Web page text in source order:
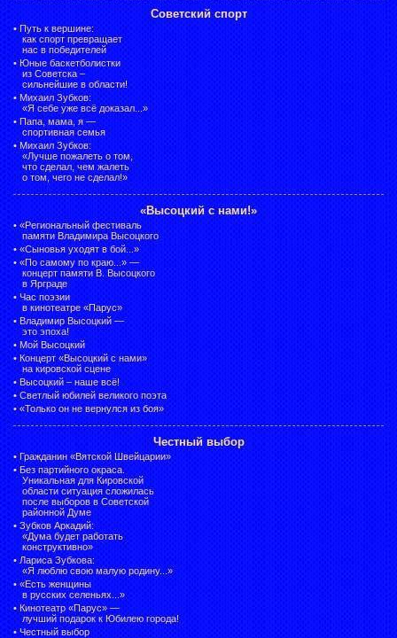
Советский спорт
• Путь к вершине:
как спорт превращает
нас в победителей
• Юные баскетболистки
из Советска –
сильнейшие в области!
• Михаил Зубков:
«Я себе уже всё доказал...»
• Папа, мама, я —
спортивная семья
• Михаил Зубков:
«Лучше пожалеть о том,
что сделал, чем жалеть
о том, чего не сделал!»
«Высоцкий с нами!»
• «Региональный фестиваль
памяти Владимира Высоцкого
• «Сыновья уходят в бой...»
• «По самому по краю...» —
концерт памяти В. Высоцкого
в Ярграде
• Час поэзии
в кинотеатре «Парус»
• Владимир Высоцкий —
это эпоха!
• Мой Высоцкий
• Концерт «Высоцкий с нами»
на кировской сцене
• Высоцкий – наше всё!
• Светлый юбилей великого поэта
• «Только он не вернулся из боя»
Честный выбор
• Гражданин «Вятской Швейцарии»
• Без партийного окраса.
Уникальная для Кировской
области ситуация сложилась
после выборов в Советской
районной Думе
• Зубков Аркадий:
«Дума будет работать
конструктивно»
• Лариса Зубкова:
«Я люблю свою малую родину...»
• «Есть женщины
в русских селеньях...»
• Кинотеатр «Парус» —
лучший подарок к Юбилею города!
• Честный выбор